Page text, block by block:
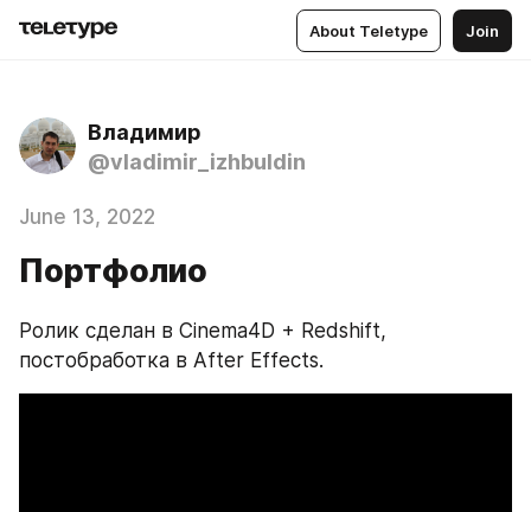
About Teletype Join
Владимир
@vladimir_izhbuldin
June 13, 2022
Портфолио
Ролик сделан в Cinema4D + Redshift,
постобработка в After Effects.